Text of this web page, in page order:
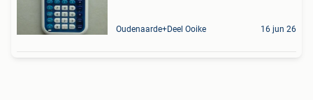
Oudenaarde+Deel Ooike 16 jun 26